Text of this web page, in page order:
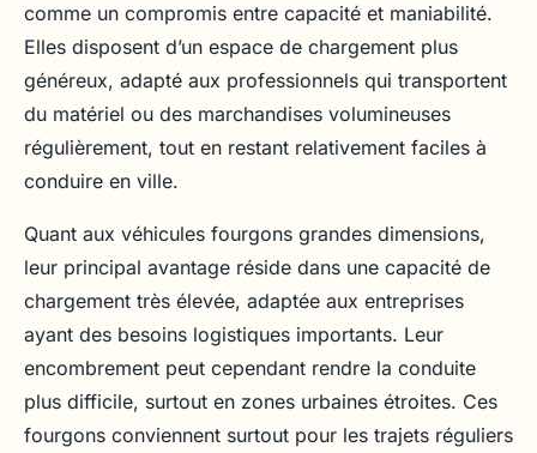
comme un compromis entre capacité et maniabilité.
Elles disposent d’un espace de chargement plus
généreux, adapté aux professionnels qui transportent
du matériel ou des marchandises volumineuses
régulièrement, tout en restant relativement faciles à
conduire en ville.
Quant aux véhicules fourgons grandes dimensions,
leur principal avantage réside dans une capacité de
chargement très élevée, adaptée aux entreprises
ayant des besoins logistiques importants. Leur
encombrement peut cependant rendre la conduite
plus difficile, surtout en zones urbaines étroites. Ces
fourgons conviennent surtout pour les trajets réguliers